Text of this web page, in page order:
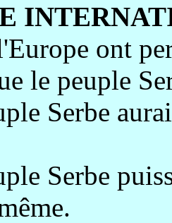
ont
le peuple
Serbe
Serbe